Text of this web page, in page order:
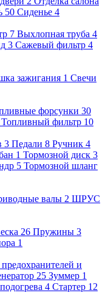
50 Сиденье 4
7 Выхлопная труба 4
3 Сажевый фильтр 4
зажигания 1 Свечи
форсунки 30
Топливный фильтр 10
3 Педали 8 Ручник 4
1 Тормозной диск 3
5 Тормозной шланг
валы 2 ШРУС
26 Пружины 3
1
и
25 Зуммер 1
4 Стартер 12